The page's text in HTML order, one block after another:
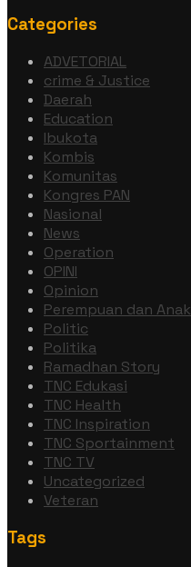
Categories
ADVETORIAL
crime & Justice
Daerah
Education
Ibukota
Kombis
Komunitas
Kongres PAN
Nasional
News
Operation
OPINI
Opinion
Perempuan dan Anak
Politic
Politika
Ramadhan Story
TNC Edukasi
TNC Health
TNC Inspiration
TNC Sportainment
TNC TV
Uncategorized
Veteran
Tags